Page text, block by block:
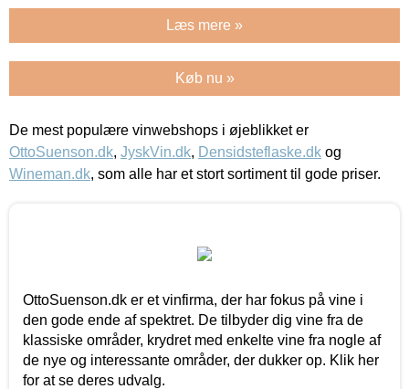
Læs mere »
Køb nu »
De mest populære vinwebshops i øjeblikket er
OttoSuenson.dk, JyskVin.dk, Densidsteflaske.dk og
Wineman.dk, som alle har et stort sortiment til gode priser.
OttoSuenson.dk er et vinfirma, der har fokus på vine i
den gode ende af spektret. De tilbyder dig vine fra de
klassiske områder, krydret med enkelte vine fra nogle af
de nye og interessante områder, der dukker op. Klik her
for at se deres udvalg.